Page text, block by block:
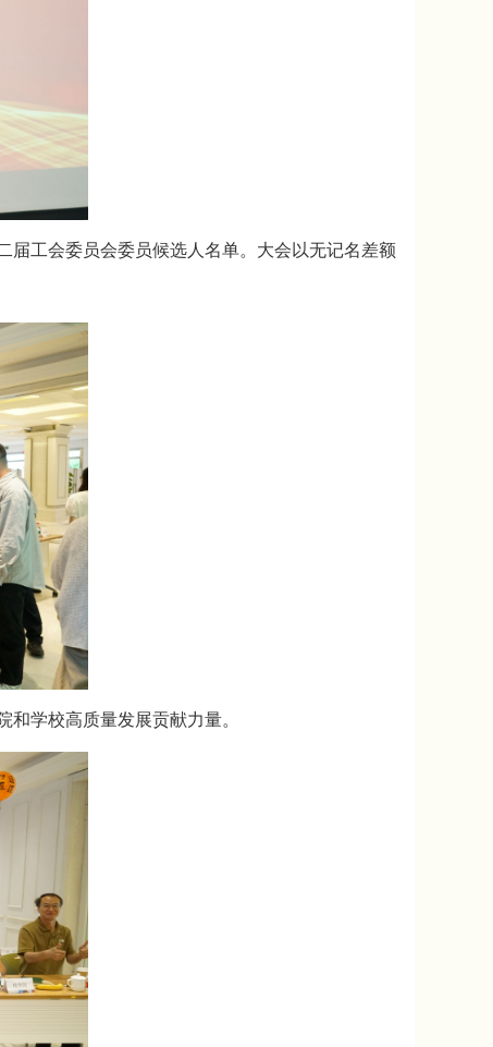
届工会委员会委员候选人名单。大会以无记名差额
学校高质量发展贡献力量。